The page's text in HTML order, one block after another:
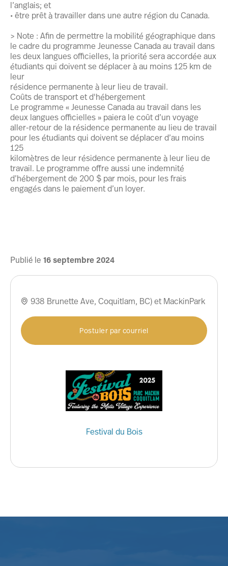
l’anglais; et
• être prêt à travailler dans une autre région du Canada.
> Note : Afin de permettre la mobilité géographique dans
le cadre du programme Jeunesse Canada au travail dans
les deux langues officielles, la priorité sera accordée aux
étudiants qui doivent se déplacer à au moins 125 km de
leur
résidence permanente à leur lieu de travail.
Coûts de transport et d'hébergement
Le programme « Jeunesse Canada au travail dans les
deux langues officielles » paiera le coût d’un voyage
aller-retour de la résidence permanente au lieu de travail
pour les étudiants qui doivent se déplacer d’au moins
125
kilomètres de leur résidence permanente à leur lieu de
travail. Le programme offre aussi une indemnité
d’hébergement de 200 $ par mois, pour les frais
engagés dans le paiement d’un loyer.
Publié le 16septembre2024
 938 Brunette Ave, Coquitlam, BC) et MackinPark
Postuler par courriel
Festival du Bois